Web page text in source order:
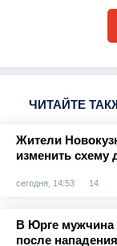
ЧИТАЙТЕ
Жители
изменить схему
сегодня, 14:53 14
В Юрге
после